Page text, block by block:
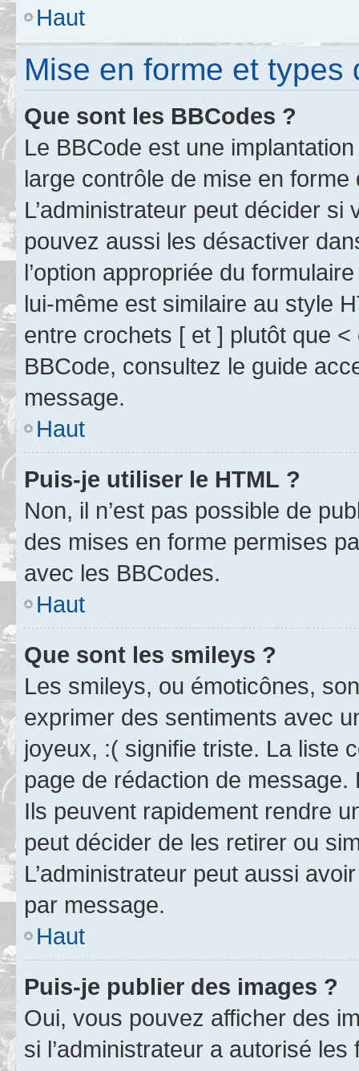
Haut
Mise en forme et types
Que sont les BBCodes ?
Le BBCode est une
large contrôle de mise en forme
L’administrateur peut décider
pouvez aussi les désactiver
l’option appropriée du
lui-même est similaire au style
entre crochets [ et ] plutôt que
BBCode, consultez le guide
message.
Haut
Puis-je utiliser le HTML ?
Non, il n’est pas possible de
des mises en forme permises
avec les BBCodes.
Haut
Que sont les smileys ?
Les smileys, ou émoticônes,
exprimer des sentiments avec
joyeux, :( signifie triste. La liste
page de rédaction de
Ils peuvent rapidement rendre
peut décider de les retirer ou
L’administrateur peut aussi
par message.
Haut
Puis-je publier des images ?
Oui, vous pouvez afficher des
si l’administrateur a autorisé